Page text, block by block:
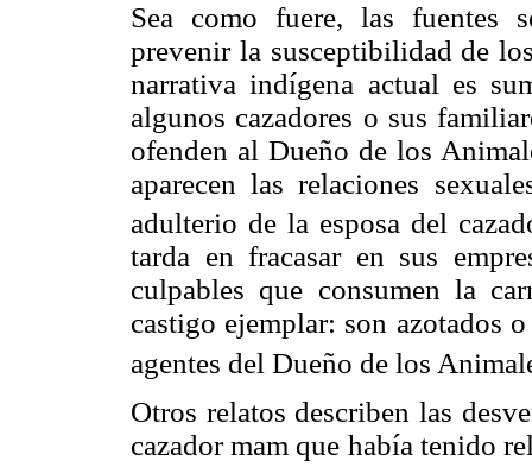
Sea como fuere, las fuentes
prevenir la susceptibilidad de
narrativa indígena actual es
algunos cazadores o sus
ofenden al Dueño de los
aparecen las relaciones
adulterio de la esposa del
tarda en fracasar en sus
culpables que consumen la
castigo ejemplar: son azotados
agentes del Dueño de los
Otros relatos describen las
cazador mam que había tenido